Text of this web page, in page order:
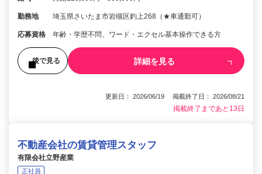
勤務地 埼玉県さいたま市岩槻区釣上268（★車通勤可）
応募資格 年齢・学歴不問、ワード・エクセル基本操作できる方
後で見る 詳細を見る
更新日： 2026/06/19 掲載終了日： 2026/08/21
掲載終了まであと13日
不動産会社の賃貸管理スタッフ
有限会社立野産業
正社員